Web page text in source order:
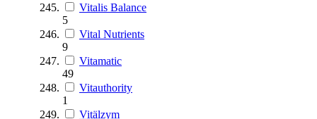
Vitalis Balance
5
Vital Nutrients
9
Vitamatic
49
Vitauthority
1
Vitälzym